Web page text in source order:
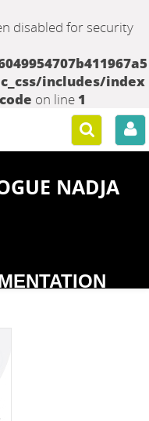
disabled for security
includes/index
on line 1
NADJA